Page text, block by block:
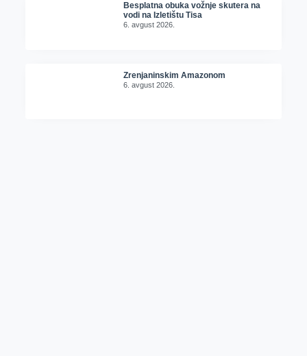
Besplatna obuka vožnje skutera na
vodi na Izletištu Tisa
6. avgust 2026.
Zrenjaninskim Amazonom
6. avgust 2026.